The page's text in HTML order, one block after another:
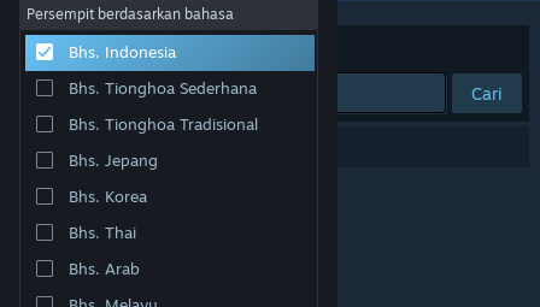
Bantuan
Ubah bahasa
Dapatkan Aplikasi Seluler Steam
Lihat situs web desktop
Persempit berdasarkan bahasa
Bhs. Indonesia
Bhs. Tionghoa Sederhana
Bhs. Tionghoa Tradisional
Bhs. Jepang
Bhs. Korea
Bhs. Thai
Bhs. Arab
Berdasarkan Relevansi
Cari